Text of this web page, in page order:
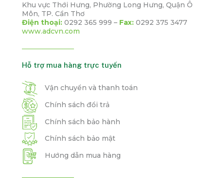
Khu vực Thới Hưng, Phường Long Hưng, Quận Ô
Môn, TP. Cần Thơ
Điện thoại:0292 365 999 – Fax:0292 375 3477
www.adcvn.com
Hỗ trợ mua hàng trực tuyến
Vận chuyển và thanh toán
Chính sách đổi trả
Chính sách bảo hành
Chính sách bảo mật
Hướng dẫn mua hàng